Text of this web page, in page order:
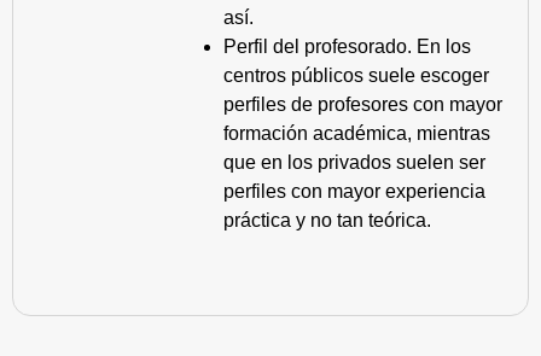
así.
Perfil del profesorado. En los
centros públicos suele escoger
perfiles de profesores con mayor
formación académica, mientras
que en los privados suelen ser
perfiles con mayor experiencia
práctica y no tan teórica.